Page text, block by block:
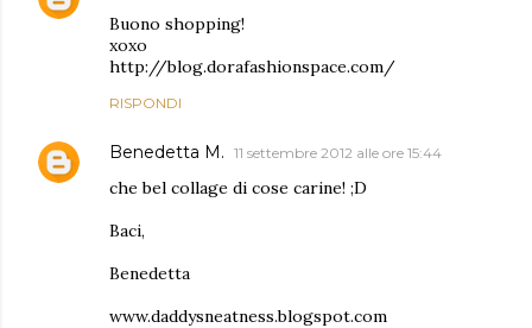
Buono shopping!
xoxo
http://blog.dorafashionspace.com/
RISPONDI
Benedetta M. 11 settembre 2012 alle ore 15:44
che bel collage di cose carine! ;D
Baci,
Benedetta
www.daddysneatness.blogspot.com